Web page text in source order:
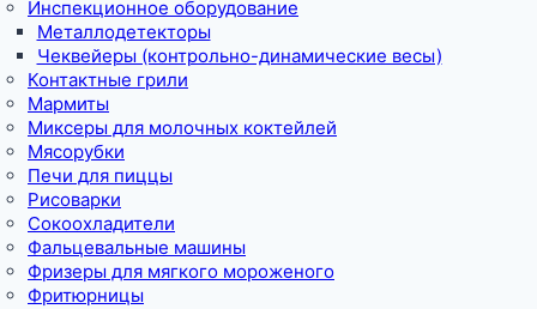
Инспекционное оборудование
Металлодетекторы
Чеквейеры (контрольно-динамические весы)
Контактные грили
Мармиты
Миксеры для молочных коктейлей
Мясорубки
Печи для пиццы
Рисоварки
Сокоохладители
Фальцевальные машины
Фризеры для мягкого мороженого
Фритюрницы